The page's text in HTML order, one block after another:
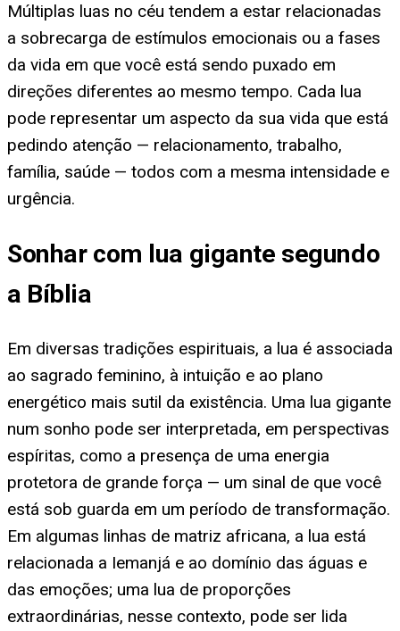
Múltiplas luas no céu tendem a estar relacionadas
a sobrecarga de estímulos emocionais ou a fases
da vida em que você está sendo puxado em
direções diferentes ao mesmo tempo. Cada lua
pode representar um aspecto da sua vida que está
pedindo atenção — relacionamento, trabalho,
família, saúde — todos com a mesma intensidade e
urgência.
Sonhar com lua gigante segundo
a Bíblia
Em diversas tradições espirituais, a lua é associada
ao sagrado feminino, à intuição e ao plano
energético mais sutil da existência. Uma lua gigante
num sonho pode ser interpretada, em perspectivas
espíritas, como a presença de uma energia
protetora de grande força — um sinal de que você
está sob guarda em um período de transformação.
Em algumas linhas de matriz africana, a lua está
relacionada a Iemanjá e ao domínio das águas e
das emoções; uma lua de proporções
extraordinárias, nesse contexto, pode ser lida